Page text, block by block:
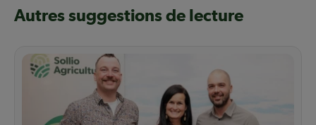
Autres suggestions de lecture